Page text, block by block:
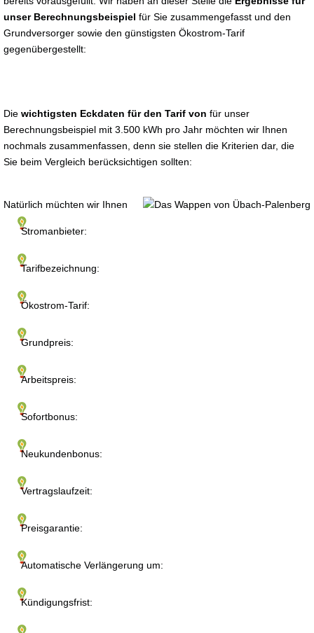
unser Berechnungsbeispiel für Sie zusammengefasst und den
Grundversorger sowie den günstigsten Ökostrom-Tarif
gegenübergestellt:
Die wichtigsten Eckdaten für den Tarif von für unser
Berechnungsbeispiel mit 3.500 kWh pro Jahr möchten wir Ihnen
nochmals zusammenfassen, denn sie stellen die Kriterien dar, die
Sie beim Vergleich berücksichtigen sollten:
Stromanbieter:
Tarifbezeichnung:
Ökostrom-Tarif:
Grundpreis:
Arbeitspreis:
Sofortbonus:
Neukundenbonus:
Vertragslaufzeit:
Preisgarantie:
Automatische Verlängerung um:
Kündigungsfrist:
Natürlich müchten wir Ihnen